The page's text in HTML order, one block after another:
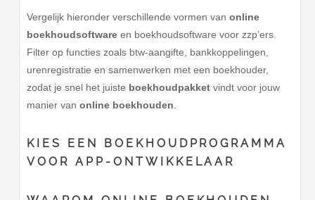
Vergelijk hieronder verschillende vormen vanonline
boekhoudsoftware en boekhoudsoftware voor zzp’ers.
Filter op functies zoals btw-aangifte, bankkoppelingen,
urenregistratie en samenwerken met een boekhouder,
zodat je snel het juiste boekhoudpakket vindt voor jouw
manier vanonline boekhouden
KIES EEN BOEKHOUDPROGRAMMA
VOORAPP-ONTWIKKELAAR